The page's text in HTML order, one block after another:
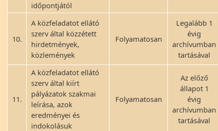
időpontjától
10.
A közfeladatot ellátó
szerv által közzétett
hirdetmények,
közlemények
Folyamatosan
Legalább 1
évig
archívumban
tartásával
11.
A közfeladatot ellátó
szerv által kiírt
pályázatok szakmai
leírása, azok
eredményei és
indokolásuk
Folyamatosan
Az előző
állapot 1
évig
archívumban
tartásával